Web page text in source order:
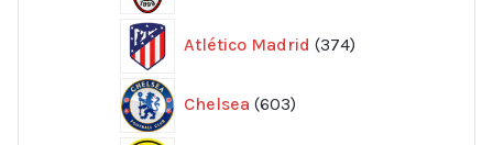
Atlético Madrid 374
produkter
Chelsea 603
produkter